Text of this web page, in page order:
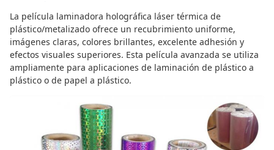
La película laminadora holográfica láser térmica de
plástico/metalizado ofrece un recubrimiento uniforme,
imágenes claras, colores brillantes, excelente adhesión y
efectos visuales superiores. Esta película avanzada se utiliza
ampliamente para aplicaciones de laminación de plástico a
plástico o de papel a plástico.